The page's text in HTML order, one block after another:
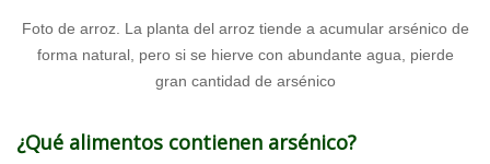
Foto de arroz. La planta del arroz tiende a acumular arsénico de
forma natural, pero si se hierve con abundante agua, pierde
gran cantidad de arsénico
¿Qué alimentos contienen arsénico?